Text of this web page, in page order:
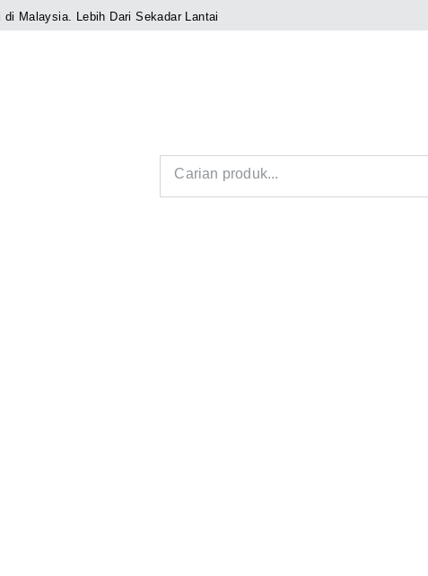
Malaysia. Lebih Dari Sekadar Lantai